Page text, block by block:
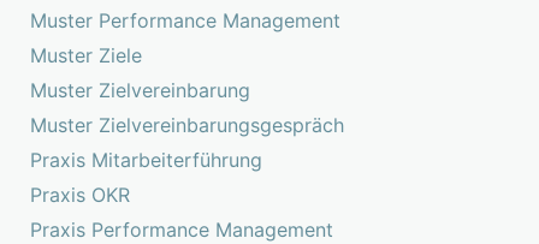
Muster Performance Management
Muster Ziele
Muster Zielvereinbarung
Muster Zielvereinbarungsgespräch
Praxis Mitarbeiterführung
Praxis OKR
Praxis Performance Management